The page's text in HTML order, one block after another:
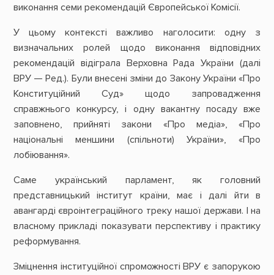
виконання семи рекомендацій Європейської Комісії.
У цьому контексті важливо наголосити: одну з
визначальних ролей щодо виконання відповідних
рекомендацій відіграла Верховна Рада України (далі
ВРУ — Ред.). Були внесені зміни до Закону України «Про
Конституційний Суд» щодо запровадження
справжнього конкурсу, і одну вакантну посаду вже
заповнено, прийняті закони «Про медіа», «Про
національні меншини (спільноти) України», «Про
лобіювання».
Саме український парламент, як головний
представницький інститут країни, має і далі йти в
авангарді євроінтеграційного треку нашої держави. І на
власному прикладі показувати перспективу і практику
реформування.
Зміцнення інституційної спроможності ВРУ є запорукою